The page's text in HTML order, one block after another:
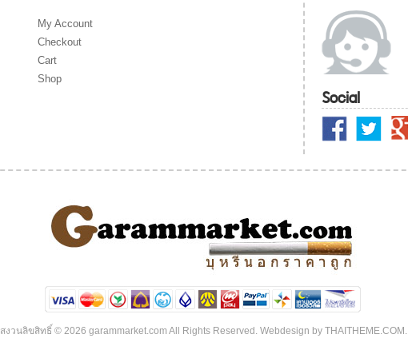
My Account
Checkout
Cart
Shop
Social
สงวนลิขสิทธิ์ © 2026 garammarket.com All Rights Reserved. Webdesign by THAITHEME.COM.